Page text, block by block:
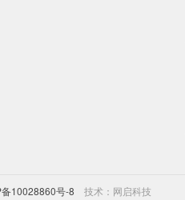
10028860号-8 技术： 网启科技